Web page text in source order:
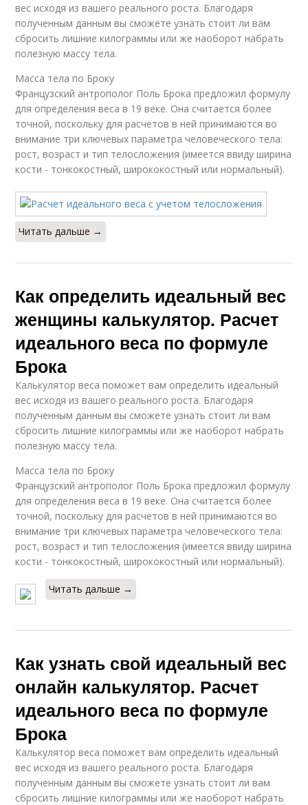
вес исходя из вашего реального роста. Благодаря
полученным данным вы сможете узнать стоит ли вам
сбросить лишние килограммы или же наоборот набрать
полезную массу тела.
Масса тела по Броку
Французский антрополог Поль Брока предложил формулу
для определения веса в 19 веке. Она считается более
точной, поскольку для расчетов в ней принимаются во
внимание три ключевых параметра человеческого тела:
рост, возраст и тип телосложения (имеется ввиду ширина
кости - тонкокостный, ширококостный или нормальный).
Читать дальше →
Как определить идеальный вес
женщины калькулятор. Расчет
идеального веса по формуле
Брока
Калькулятор веса поможет вам определить идеальный
вес исходя из вашего реального роста. Благодаря
полученным данным вы сможете узнать стоит ли вам
сбросить лишние килограммы или же наоборот набрать
полезную массу тела.
Масса тела по Броку
Французский антрополог Поль Брока предложил формулу
для определения веса в 19 веке. Она считается более
точной, поскольку для расчетов в ней принимаются во
внимание три ключевых параметра человеческого тела:
рост, возраст и тип телосложения (имеется ввиду ширина
кости - тонкокостный, ширококостный или нормальный).
Читать дальше →
Как узнать свой идеальный вес
онлайн калькулятор. Расчет
идеального веса по формуле
Брока
Калькулятор веса поможет вам определить идеальный
вес исходя из вашего реального роста. Благодаря
полученным данным вы сможете узнать стоит ли вам
сбросить лишние килограммы или же наоборот набрать